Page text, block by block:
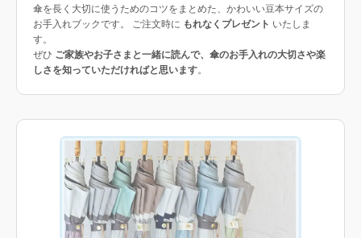
傘を長く大切に使うためのコツをまとめた、かわいい豆本サイズの
お手入れブックです。 ご注文時に もれなくプレゼント いたしま
す。
ぜひ ご家族やお子さまと一緒に読んで、傘のお手入れの大切さや楽
しさを知っていただければと思います。